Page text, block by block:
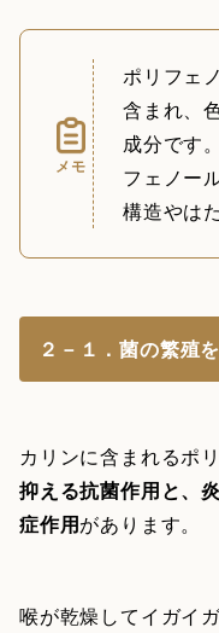
メモ
ポリフェ
含まれ、
成分です
フェノー
構造やは
２－１．菌の繁殖
カリンに含まれるポ
抑える抗菌作用と、
症作用があります。
喉が乾燥してイガイ